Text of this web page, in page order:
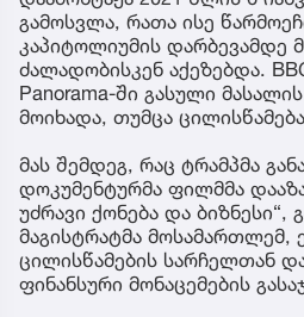
გამოსვლა, რათა ისე
კაპიტოლიუმის დარბევამდე
ძალადობისკენ აქეზებდა.
Panorama-ში გასული
მოიხადა, თუმცა
მას შემდეგ, რაც ტრამპმა
დოკუმენტურმა ფილმმა
უძრავი ქონება და ბიზნესი“,
მაგისტრატმა მოსამართლემ,
ცილისწამების სარჩელთან
ფინანსური მონაცემების